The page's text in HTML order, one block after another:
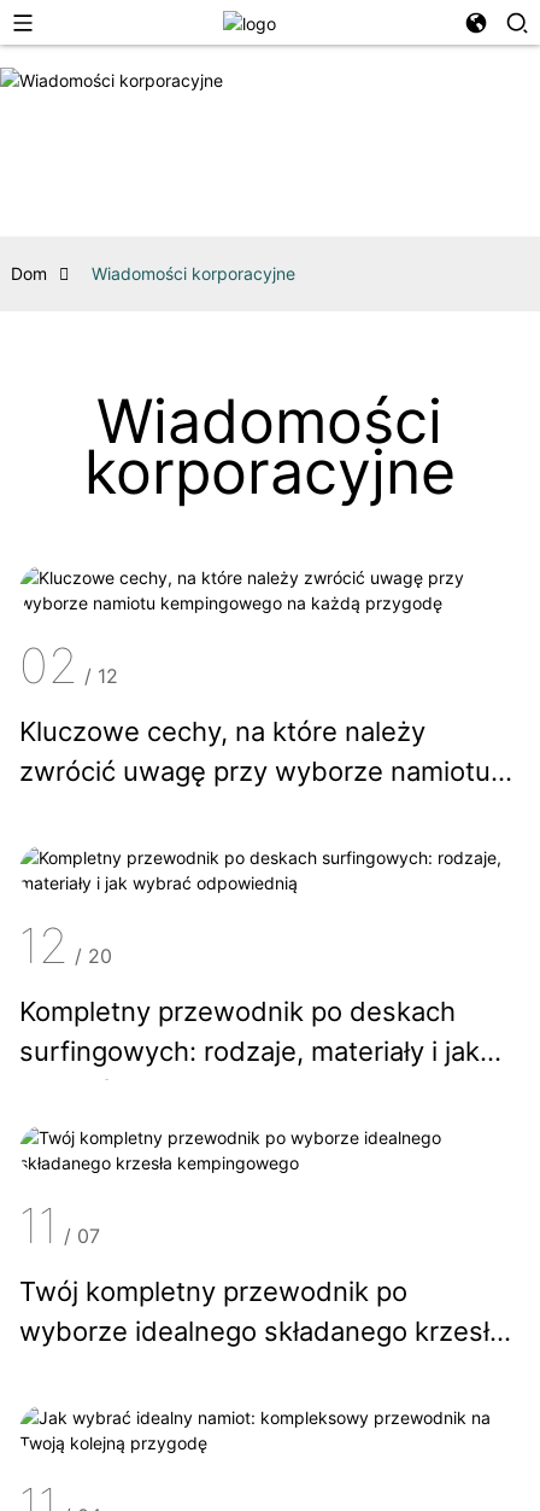
Dom Wiadomości korporacyjne
Wiadomości
korporacyjne
02 / 12
Kluczowe cechy, na które należy
zwrócić uwagę przy wyborze namiotu
12 / 20
Kompletny przewodnik po deskach
surfingowych: rodzaje, materiały i jak
wybrać odpowiednią
11 / 07
Twój kompletny przewodnik po
wyborze idealnego składanego krzesła